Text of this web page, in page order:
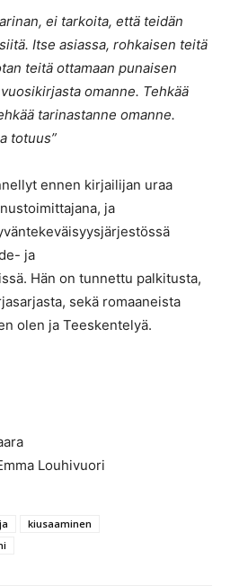
ei tarkoita, että teidän
Itse asiassa, rohkaisen teitä
teitä ottamaan punaisen
omanne. Tehkää
tarinastanne omanne.
totuus”
ennen kirjailijan uraa
ja
ja
Hän on tunnettu palkitusta,
sekä romaaneista
olen ja Teeskentelyä.
Louhivuori
kiusaaminen